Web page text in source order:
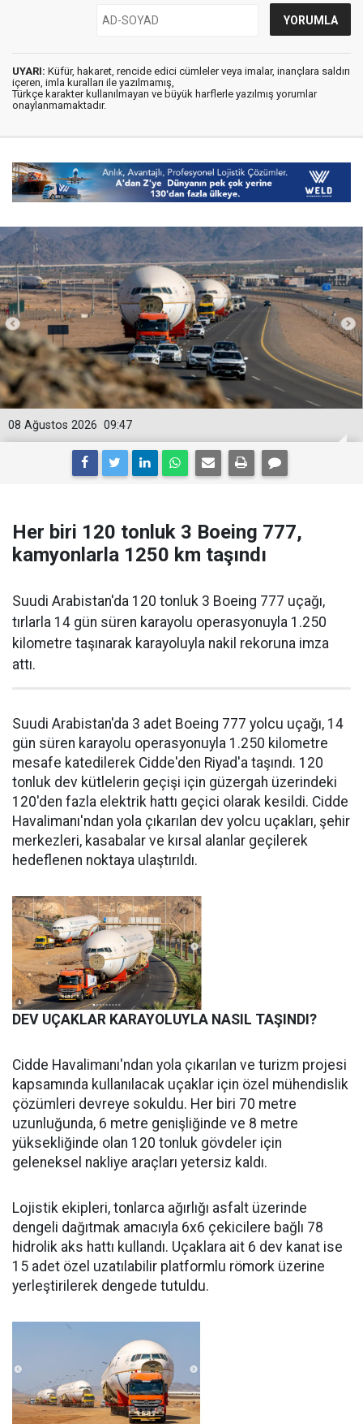
UYARI: Küfür, hakaret, rencide edici cümleler veya imalar, inançlara saldırı
içeren, imla kuralları ile yazılmamış,
Türkçe karakter kullanılmayan ve büyük harflerle yazılmış yorumlar
onaylanmamaktadır.
09:47
08 Ağustos 2026
Her biri 120 tonluk 3 Boeing 777,
kamyonlarla 1250 km taşındı
Suudi Arabistan'da 120 tonluk 3 Boeing 777 uçağı,
tırlarla 14 gün süren karayolu operasyonuyla 1.250
kilometre taşınarak karayoluyla nakil rekoruna imza
attı.
Suudi Arabistan'da 3 adet Boeing 777 yolcu uçağı, 14
gün süren karayolu operasyonuyla 1.250 kilometre
mesafe katedilerek Cidde'den Riyad'a taşındı. 120
tonluk dev kütlelerin geçişi için güzergah üzerindeki
120'den fazla elektrik hattı geçici olarak kesildi. Cidde
Havalimanı'ndan yola çıkarılan dev yolcu uçakları, şehir
merkezleri, kasabalar ve kırsal alanlar geçilerek
hedeflenen noktaya ulaştırıldı.
DEV UÇAKLAR KARAYOLUYLA NASIL TAŞINDI?
Cidde Havalimanı'ndan yola çıkarılan ve turizm projesi
kapsamında kullanılacak uçaklar için özel mühendislik
çözümleri devreye sokuldu. Her biri 70 metre
uzunluğunda, 6 metre genişliğinde ve 8 metre
yüksekliğinde olan 120 tonluk gövdeler için
geleneksel nakliye araçları yetersiz kaldı.
Lojistik ekipleri, tonlarca ağırlığı asfalt üzerinde
dengeli dağıtmak amacıyla 6x6 çekicilere bağlı 78
hidrolik aks hattı kullandı. Uçaklara ait 6 dev kanat ise
15 adet özel uzatılabilir platformlu römork üzerine
yerleştirilerek dengede tutuldu.